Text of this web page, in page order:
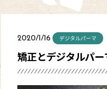
SALON
2020/1/16 デジタルパーマ
矯正とデジタルパー